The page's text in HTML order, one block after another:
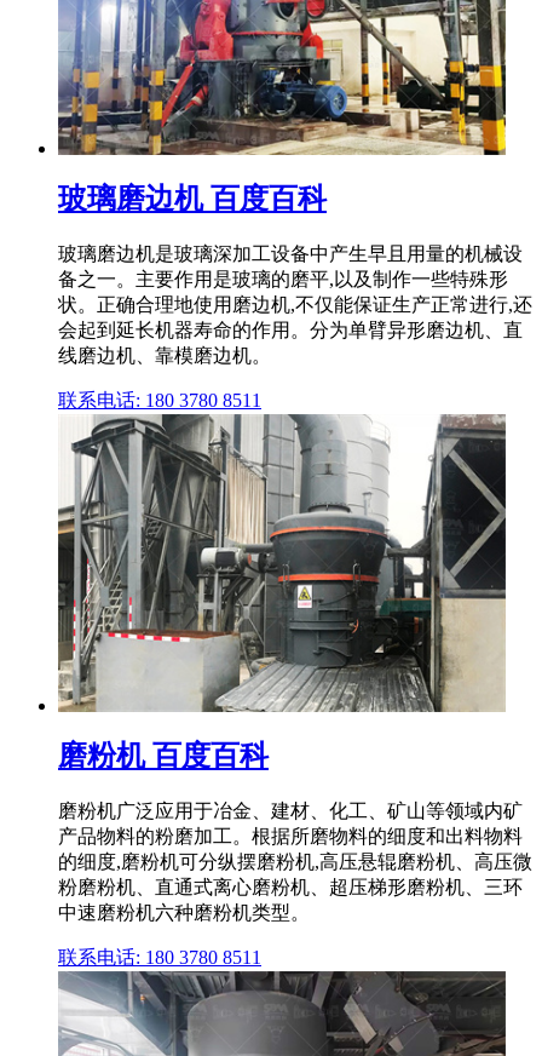
玻璃磨边机 百度百科
玻璃磨边机是玻璃深加工设备中产生早且用量的机械设
备之一。主要作用是玻璃的磨平,以及制作一些特殊形
状。正确合理地使用磨边机,不仅能保证生产正常进行,还
会起到延长机器寿命的作用。分为单臂异形磨边机、直
线磨边机、靠模磨边机。
联系电话: 180 3780 8511
磨粉机 百度百科
磨粉机广泛应用于冶金、建材、化工、矿山等领域内矿
产品物料的粉磨加工。根据所磨物料的细度和出料物料
的细度,磨粉机可分纵摆磨粉机,高压悬辊磨粉机、高压微
粉磨粉机、直通式离心磨粉机、超压梯形磨粉机、三环
中速磨粉机六种磨粉机类型。
联系电话: 180 3780 8511